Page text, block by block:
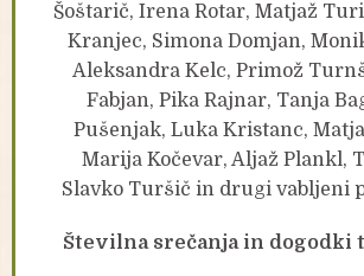
Šoštarič, Irena Rotar, Matjaž
Kranjec, Simona Domjan,
Aleksandra Kelc, Primož
Fabjan, Pika Rajnar, Tanja
Pušenjak, Luka Kristanc,
Marija Kočevar, Aljaž Plankl,
Slavko Turšič in drugi vabljeni
Številna srečanja in dogodki